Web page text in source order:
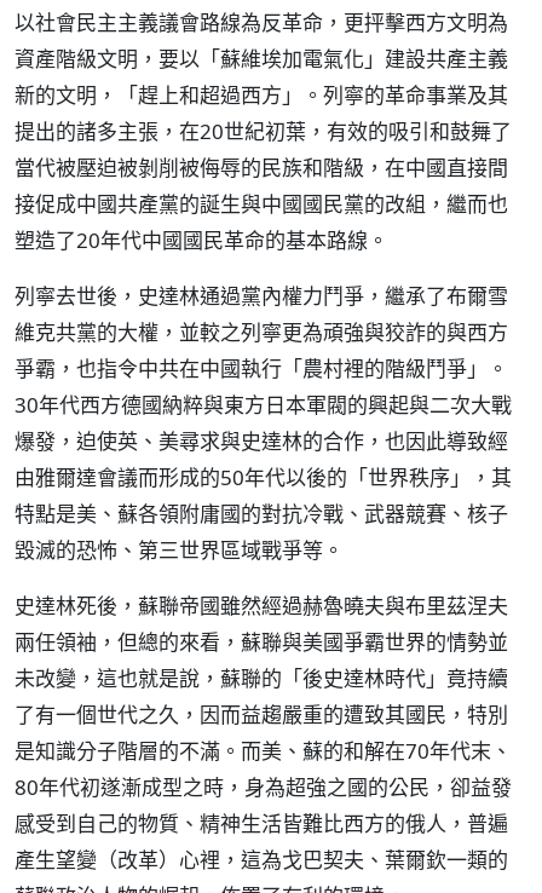
以社會民主主義議會路線為反革命，更抨擊西方文明為
資產階級文明，要以「蘇維埃加電氣化」建設共產主義
新的文明，「趕上和超過西方」。列寧的革命事業及其
提出的諸多主張，在20世紀初葉，有效的吸引和鼓舞了
當代被壓迫被剝削被侮辱的民族和階級，在中國直接間
接促成中國共產黨的誕生與中國國民黨的改組，繼而也
塑造了20年代中國國民革命的基本路線。
列寧去世後，史達林通過黨內權力鬥爭，繼承了布爾雪
維克共黨的大權，並較之列寧更為頑強與狡詐的與西方
爭霸，也指令中共在中國執行「農村裡的階級鬥爭」。
30年代西方德國納粹與東方日本軍閥的興起與二次大戰
爆發，迫使英、美尋求與史達林的合作，也因此導致經
由雅爾達會議而形成的50年代以後的「世界秩序」，其
特點是美、蘇各領附庸國的對抗冷戰、武器競賽、核子
毀滅的恐怖、第三世界區域戰爭等。
史達林死後，蘇聯帝國雖然經過赫魯曉夫與布里茲涅夫
兩任領袖，但總的來看，蘇聯與美國爭霸世界的情勢並
未改變，這也就是說，蘇聯的「後史達林時代」竟持續
了有一個世代之久，因而益趨嚴重的遭致其國民，特別
是知識分子階層的不滿。而美、蘇的和解在70年代末、
80年代初遂漸成型之時，身為超強之國的公民，卻益發
感受到自己的物質、精神生活皆難比西方的俄人，普遍
產生望變（改革）心裡，這為戈巴契夫、葉爾欽一類的